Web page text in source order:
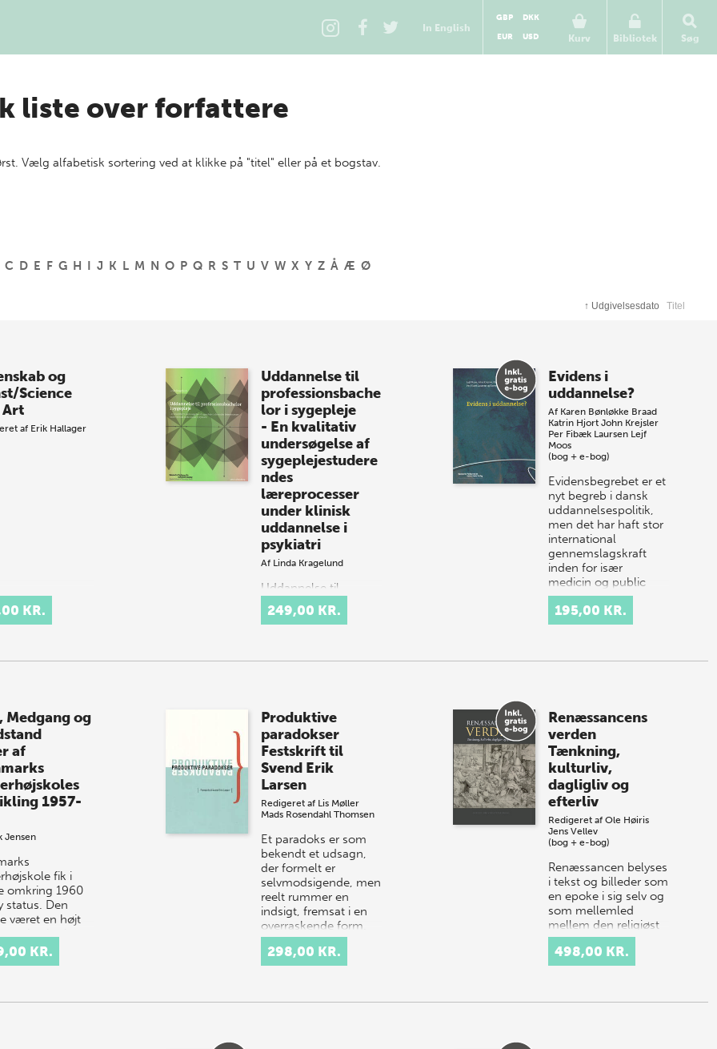
In English
Kurv
GBP
DKK
EUR
USD Bibliotek Søg
liste over forfattere
Vælg alfabetisk sortering ved at klikke på "titel" eller på et bogstav.
C D E F G H I J K L M N O P Q R S T U V W X Y Z Å Æ Ø
↑ Udgivelsesdato Titel
og
Science
Art
af Erik Hallager
KR.
Uddannelse til
professionsbache
lor i sygepleje
- En kvalitativ
undersøgelse af
sygeplejestudere
ndes
læreprocesser
under klinisk
uddannelse i
psykiatri
Af Linda Kragelund
Uddannelse til
professionsbachelor i
sygepleje handler om
klinisk uddannelse i
249,00 KR.
Evidens i
uddannelse?
Af Karen Bønløkke Braad
Katrin Hjort John Krejsler
Per Fibæk Laursen Lejf
Moos
(bog + e-bog)
Evidensbegrebet er et
nyt begreb i dansk
uddannelsespolitik,
men det har haft stor
international
gennemslagskraft
inden for især
medicin og public
man…
195,00 KR.
Medgang og
af
1957-
Jensen
fik i
omkring 1960
status. Den
været en højt
institution,
for
af
KR.
Produktive
paradokser
Festskrift til
Svend Erik
Larsen
Redigeret af Lis Møller
Mads Rosendahl Thomsen
Et paradoks er som
bekendt et udsagn,
der formelt er
selvmodsigende, men
reelt rummer en
indsigt, fremsat i en
overraskende form.
Paradokset er
sålede…
298,00 KR.
Renæssancens
verden
Tænkning,
kulturliv,
dagligliv og
efterliv
Redigeret afOle Høiris
Jens Vellev
(bog + e-bog)
Renæssancen belyses
i tekst og billeder som
en epoke i sig selv og
som mellemled
mellem den religiøst
dominerede
middelalder og den
verdslige modernit…
498,00 KR.